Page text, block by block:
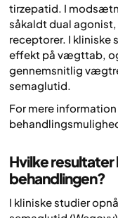
tirzepatid. I
såkaldt dual
receptorer. I kliniske
effekt på vægttab,
gennemsnitlig
semaglutid.
For mere
Hvilke
behandlingen?
I kliniske studier